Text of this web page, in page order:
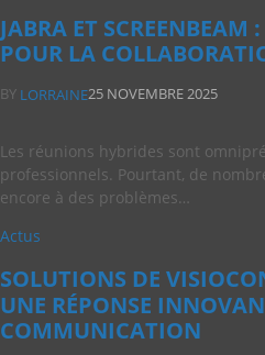
JABRA ET SCREENBEAM
POUR LA
BY LORRAINE25 NOVEMBRE 2025
Les réunions hybrides sont
professionnels. Pourtant, de
encore à des problèmes…
Actus
SOLUTIONS DE
UNE RÉPONSE
COMMUNICATION